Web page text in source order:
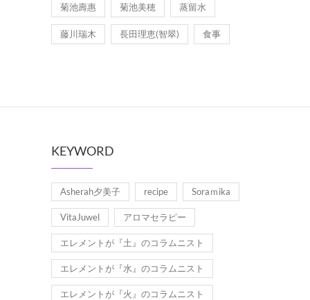
菊池壽惠 菊池美穂 蒸留水
藤川瑞木 長田理恵(智翠) 食事
KEYWORD
Asherah夕美子 recipe Soraｍika
VitaJuwel アロマセラピー
エレメントが『土』のコラムニスト
エレメントが『水』のコラムニスト
エレメントが『火』のコラムニスト